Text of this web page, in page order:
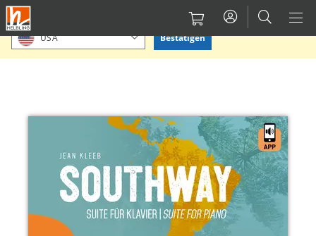
Direkt
zum
Inhalt
Bitte Standort bestätigen oder einen anderen auswählen.
USA Bestätigen